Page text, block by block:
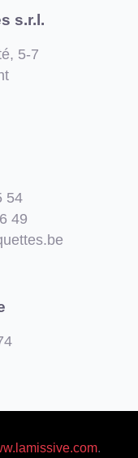
s.r.l.
5-7
54
49
.